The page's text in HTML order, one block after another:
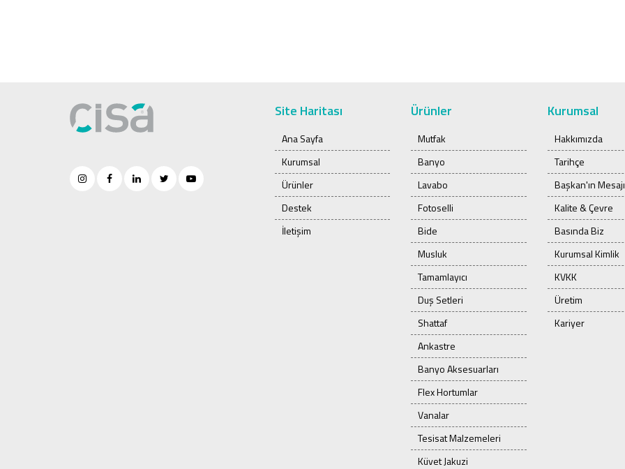
Site Haritası
Ana Sayfa
Kurumsal
Ürünler
Destek
İletişim
Ürünler
Mutfak
Banyo
Lavabo
Fotoselli
Bide
Musluk
Tamamlayıcı
Duş Setleri
Shattaf
Ankastre
Banyo Aksesuarları
Flex Hortumlar
Vanalar
Tesisat Malzemeleri
Küvet Jakuzi
Kurumsal
Hakkımızda
Tarihçe
Başkan'ın Mesajı
Kalite & Çevre
Basında Biz
Kurumsal Kimlik
KVKK
Üretim
Kariyer